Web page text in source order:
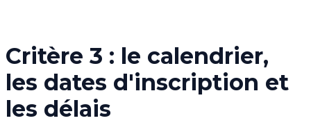
Critère 3 : le calendrier,
les dates d'inscription et
les délais